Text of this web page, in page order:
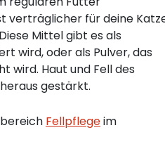
verträglicher für deine
Mittel gibt es als
wird, oder als Pulver, das
wird. Haut und Fell des
gestärkt.
Fellpflegeim